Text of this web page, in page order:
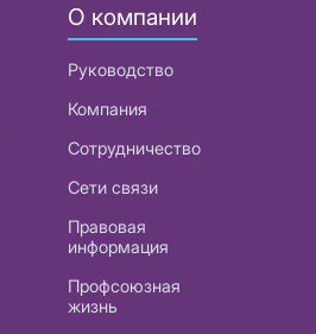
О компании
Руководство
Компания
Сотрудничество
Сети связи
Правовая
информация
Профсоюзная
жизнь